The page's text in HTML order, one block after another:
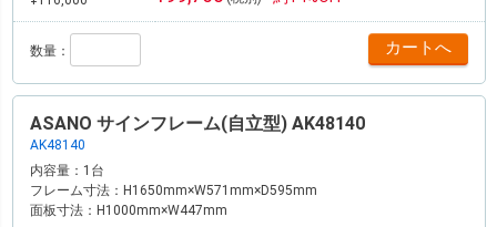
数量：
ASANO サインフレーム(自立型) AK48140
AK48140
内容量： 1台
フレーム寸法： H1650mm×W571mm×D595mm
面板寸法： H1000mm×W447mm